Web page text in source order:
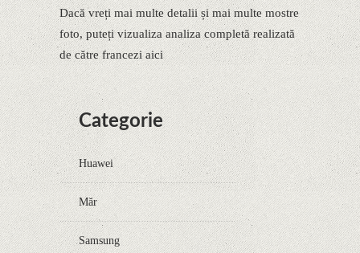
Dacă vreți mai multe detalii și mai multe mostre
foto, puteți vizualiza analiza completă realizată
de către francezi aici
Categorie
Huawei
Măr
Samsung